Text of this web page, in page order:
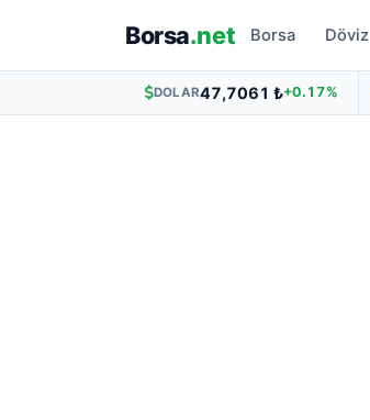
Borsa.net Borsa Döviz
DOLAR47,7061 ₺+0.17%